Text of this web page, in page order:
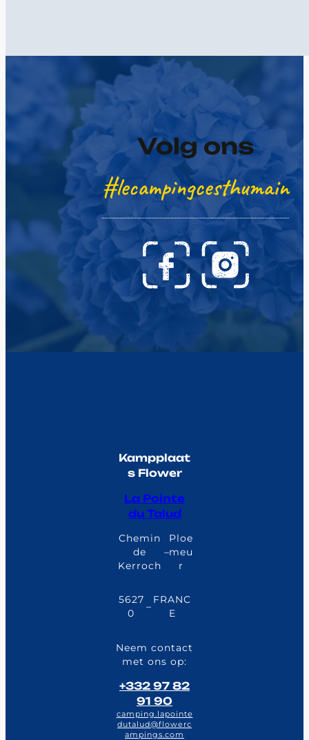
Volg ons
#lecampingcesthumain
Kampplaat
s Flower
La Pointe
du Talud
Chemin
de
Kerroch
–
Ploe
meu
r
5627
0
–
FRANC
E
Neem contact
met ons op:
+332 97 82
91 90
camping.lapointe
dutalud@flowerc
ampings.com